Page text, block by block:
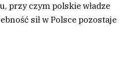
przy czym polskie władze
sił w Polsce pozostaje